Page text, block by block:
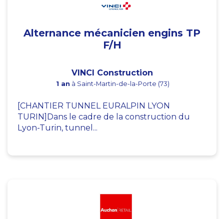
Alternance mécanicien engins TP
F/H
VINCI Construction
1 an à Saint-Martin-de-la-Porte (73)
[CHANTIER TUNNEL EURALPIN LYON
TURIN]Dans le cadre de la construction du
Lyon-Turin, tunnel...